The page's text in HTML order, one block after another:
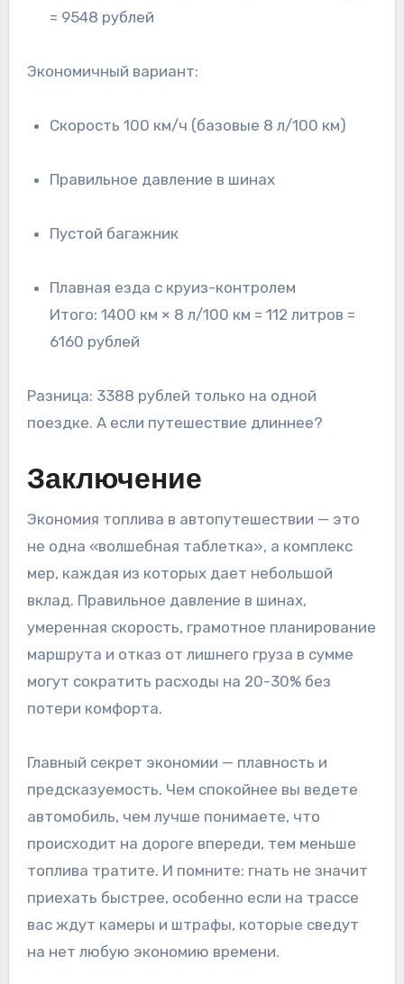
= 9548 рублей
Экономичный вариант:
Скорость 100 км/ч (базовые 8 л/100 км)
Правильное давление в шинах
Пустой багажник
Плавная езда с круиз-контролем
Итого: 1400 км × 8 л/100 км = 112 литров =
6160 рублей
Разница: 3388 рублей только на одной
поездке. А если путешествие длиннее?
Заключение
Экономия топлива в автопутешествии — это
не одна «волшебная таблетка», а комплекс
мер, каждая из которых дает небольшой
вклад. Правильное давление в шинах,
умеренная скорость, грамотное планирование
маршрута и отказ от лишнего груза в сумме
могут сократить расходы на 20-30% без
потери комфорта.
Главный секрет экономии — плавность и
предсказуемость. Чем спокойнее вы ведете
автомобиль, чем лучше понимаете, что
происходит на дороге впереди, тем меньше
топлива тратите. И помните: гнать не значит
приехать быстрее, особенно если на трассе
вас ждут камеры и штрафы, которые сведут
на нет любую экономию времени.